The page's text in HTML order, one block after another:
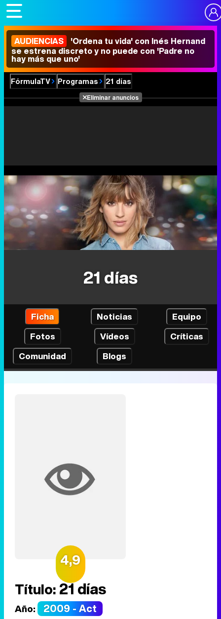
AUDIENCIAS 'Ordena tu vida' con Inés Hernand
se estrena discreto y no puede con 'Padre no
hay más que uno'
FórmulaTV Programas 21 días
Eliminar anuncios
21 días
Ficha Noticias
Equipo
Fotos
Vídeos
Críticas
Comunidad
Blogs
4,9
Título:21 días
Año: 2009 - Act